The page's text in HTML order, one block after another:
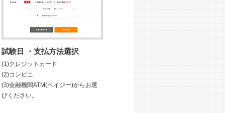
試験日 ・支払方法選択
(1)クレジットカード
(2)コンビニ
(3)金融機関ATM(ペイジー)からお選
びください。